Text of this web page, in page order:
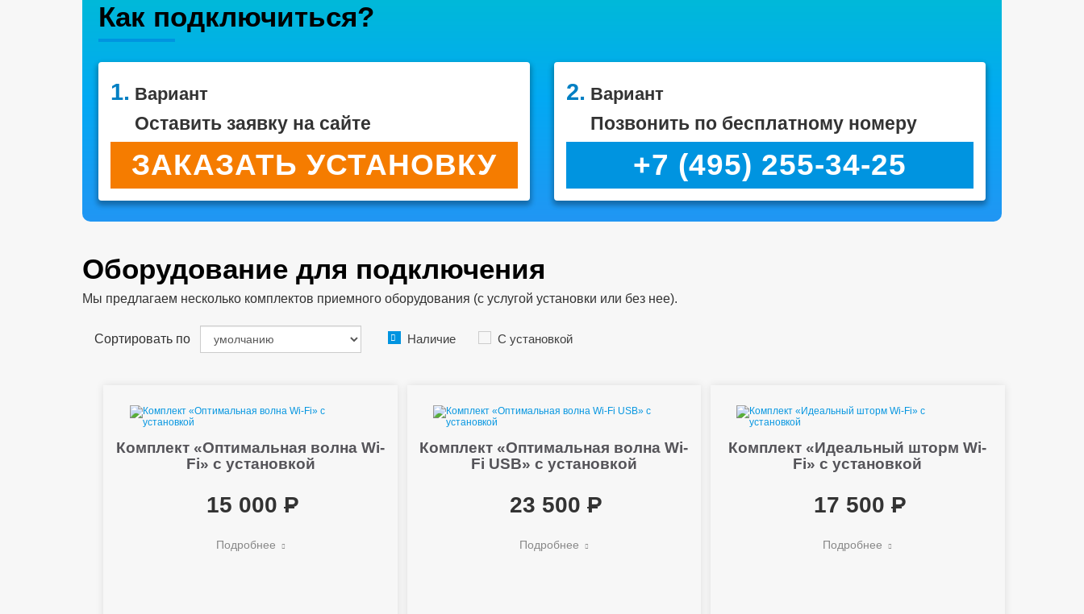
Как подключиться?
1. Вариант
Оставить заявку на сайте
ЗАКАЗАТЬ УСТАНОВКУ
2. Вариант
Позвонить по бесплатному номеру
+7 (495) 255-34-25
Оборудование для подключения
Мы предлагаем несколько комплектов приемного оборудования (с услугой установки или без нее).
Сортировать по Наличие С установкой
Комплект «Оптимальная волна Wi-
Fi» с установкой
15 000
Подробнее
Комплект «Оптимальная волна Wi-
Fi USB» с установкой
23 500
Подробнее
Комплект «Идеальный шторм Wi-
Fi» с установкой
17 500
Подробнее